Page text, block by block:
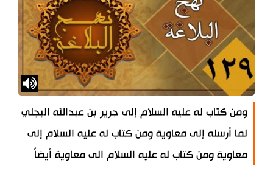
ومن كتاب له عليه السلام إلى جرير بن عبدالله البجلي
لما أرسله إلى معاوية ومن كتاب له عليه السلام إلى
معاوية ومن كتاب له عليه السلام الى معاوية أيضاً